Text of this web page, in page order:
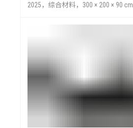
2025，综合材料，300 × 200 × 90 cm